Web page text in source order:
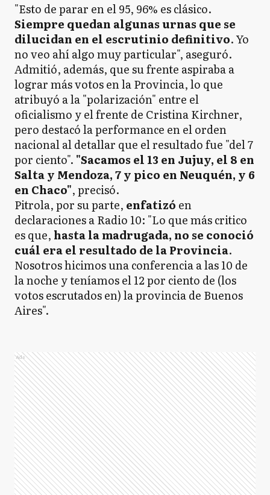
"Esto de parar en el 95, 96% es clásico.
Siempre quedan algunas urnas que se
dilucidan en el escrutinio definitivo. Yo
no veo ahí algo muy particular", aseguró.
Admitió, además, que su frente aspiraba a
lograr más votos en la Provincia, lo que
atribuyó a la "polarización" entre el
oficialismo y el frente de Cristina Kirchner,
pero destacó la performance en el orden
nacional al detallar que el resultado fue "del 7
por ciento". "Sacamos el 13 en Jujuy, el 8 en
Salta y Mendoza, 7 y pico en Neuquén, y 6
en Chaco", precisó.
Pitrola, por su parte, enfatizó en
declaraciones a Radio 10: "Lo que más critico
es que, hasta la madrugada, no se conoció
cuál era el resultado de la Provincia.
Nosotros hicimos una conferencia a las 10 de
la noche y teníamos el 12 por ciento de (los
votos escrutados en) la provincia de Buenos
Aires".
Ads